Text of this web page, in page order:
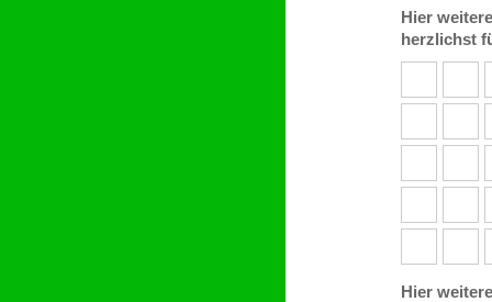
Hier
herzlichst
Hier